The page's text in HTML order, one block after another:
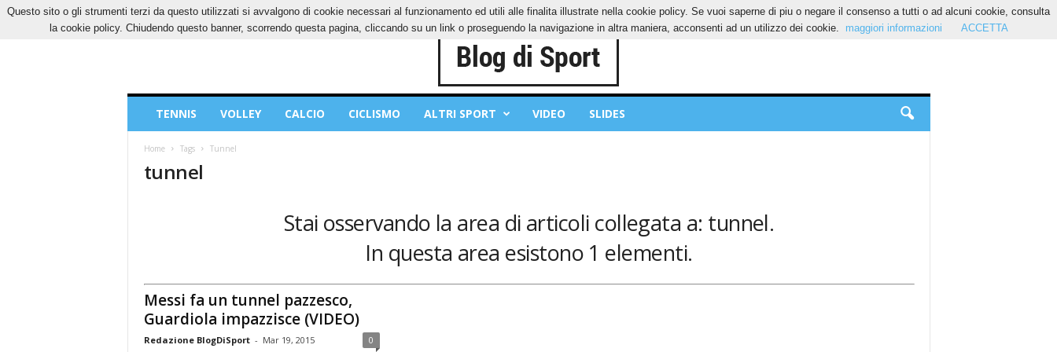
SABATO, 8 AGOSTO 2026 CONTATTI COOKIES PRIVACY POLICY
Sport
TENNIS VOLLEY CALCIO CICLISMO ALTRI SPORT VIDEO SLIDES
Home Tags Tunnel
tunnel
Stai osservando la area di articoli collegata a: tunnel.
In questa area esistono 1 elementi.
Messi fa un tunnel pazzesco,
Guardiola impazzisce (VIDEO)
Redazione BlogDiSport - Mar 19, 2015 0
Questo sito o gli strumenti terzi da questo utilizzati si avvalgono di cookie necessari al funzionamento ed utili alle finalita illustrate nella cookie policy. Se vuoi saperne di piu o negare il consenso a tutti o ad alcuni cookie, consulta
la cookie policy. Chiudendo questo banner, scorrendo questa pagina, cliccando su un link o proseguendo la navigazione in altra maniera, acconsenti ad un utilizzo dei cookie.
maggiori informazioni ACCETTA